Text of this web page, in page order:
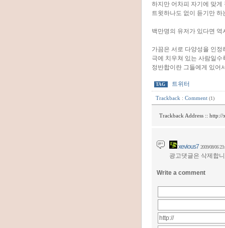
하지만 어차피 자기에 맞
트윗하나도 없이 듣기만
백만명의 유저가 있다면
가끔은 서로 다양성을 인
극에 치우쳐 있는 사람일
정반합이란 그들에게 있어
TAG 트위터
Trackback : Comment (1)
Trackback Address :: http://
xevious7 2009/08/06
광고댓글은 삭제합
Write a comment